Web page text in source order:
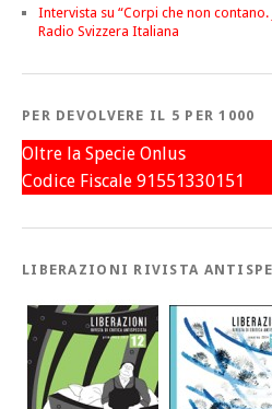
Intervista su “Corpi che non
Radio Svizzera Italiana
PER DEVOLVERE IL 5 PER 1000
Oltre la Specie Onlus
Codice Fiscale 91551330151
LIBERAZIONI RIVISTA